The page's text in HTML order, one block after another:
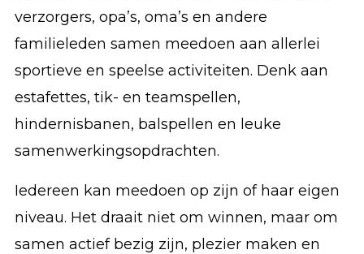
verzorgers, opa’s, oma’s en andere
familieleden samen meedoen aan allerlei
sportieve en speelse activiteiten. Denk aan
estafettes, tik- en teamspellen,
hindernisbanen, balspellen en leuke
samenwerkingsopdrachten.
Iedereen kan meedoen op zijn of haar eigen
niveau. Het draait niet om winnen, maar om
samen actief bezig zijn, plezier maken en